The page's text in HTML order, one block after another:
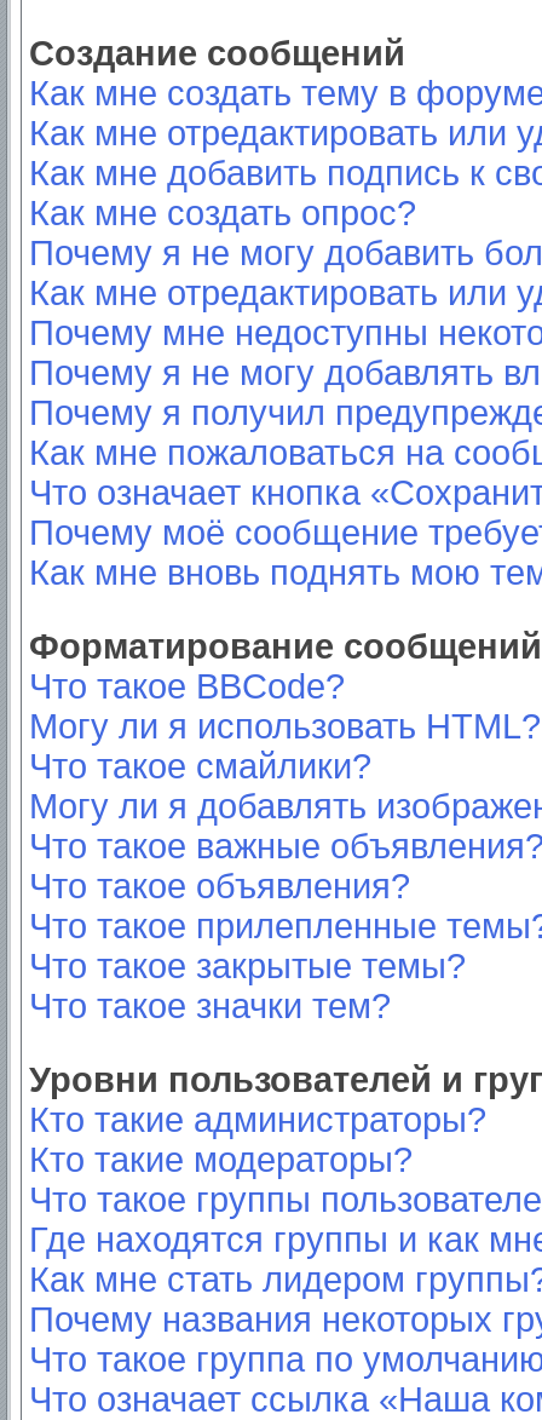
Создание сообщений
Как мне создать тему в
Как мне отредактировать или
Как мне добавить подпись к
Как мне создать опрос?
Почему я не могу добавить
Как мне отредактировать или
Почему мне недоступны
Почему я не могу добавлять
Почему я получил
Как мне пожаловаться на
Что означает кнопка
Почему моё сообщение
Как мне вновь поднять мою
Форматирование
Что такое BBCode?
Могу ли я использовать HTML?
Что такое смайлики?
Могу ли я добавлять
Что такое важные
Что такое объявления?
Что такое прилепленные
Что такое закрытые темы?
Что такое значки тем?
Уровни пользователей и
Кто такие администраторы?
Кто такие модераторы?
Что такое группы
Где находятся группы и как
Как мне стать лидером
Почему названия некоторых
Что такое группа по
Что означает ссылка «Наша